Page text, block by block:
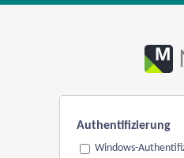
Authentifizierung
Windows-